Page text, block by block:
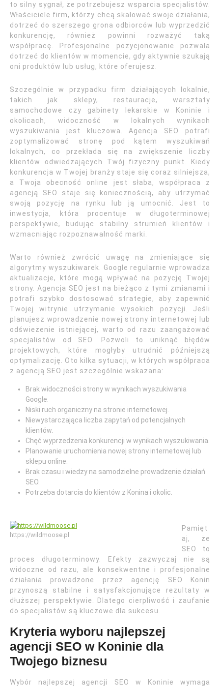
to silny sygnał, że potrzebujesz wsparcia specjalistów.
Właściciele firm, którzy chcą skalować swoje działania,
dotrzeć do szerszego grona odbiorców lub wyprzedzić
konkurencję, również powinni rozważyć taką
współpracę. Profesjonalne pozycjonowanie pozwala
dotrzeć do klientów w momencie, gdy aktywnie szukają
oni produktów lub usług, które oferujesz.
Szczególnie w przypadku firm działających lokalnie,
takich jak sklepy, restauracje, warsztaty
samochodowe czy gabinety lekarskie w Koninie i
okolicach, widoczność w lokalnych wynikach
wyszukiwania jest kluczowa. Agencja SEO potrafi
zoptymalizować stronę pod kątem wyszukiwań
lokalnych, co przekłada się na zwiększenie liczby
klientów odwiedzających Twój fizyczny punkt. Kiedy
konkurencja w Twojej branży staje się coraz silniejsza,
a Twoja obecność online jest słaba, współpraca z
agencją SEO staje się koniecznością, aby utrzymać
swoją pozycję na rynku lub ją umocnić. Jest to
inwestycja, która procentuje w długoterminowej
perspektywie, budując stabilny strumień klientów i
wzmacniając rozpoznawalność marki.
Warto również zwrócić uwagę na zmieniające się
algorytmy wyszukiwarek. Google regularnie wprowadza
aktualizacje, które mogą wpływać na pozycję Twojej
strony. Agencja SEO jest na bieżąco z tymi zmianami i
potrafi szybko dostosować strategie, aby zapewnić
Twojej witrynie utrzymanie wysokich pozycji. Jeśli
planujesz wprowadzenie nowej strony internetowej lub
odświeżenie istniejącej, warto od razu zaangażować
specjalistów od SEO. Pozwoli to uniknąć błędów
projektowych, które mogłyby utrudnić późniejszą
optymalizację. Oto kilka sytuacji, w których współpraca
z agencją SEO jest szczególnie wskazana:
Brak widoczności strony w wynikach wyszukiwania
Google.
Niski ruch organiczny na stronie internetowej.
Niewystarczająca liczba zapytań od potencjalnych
klientów.
Chęć wyprzedzenia konkurencji w wynikach wyszukiwania.
Planowanie uruchomienia nowej strony internetowej lub
sklepu online.
Brak czasu i wiedzy na samodzielne prowadzenie działań
SEO.
Potrzeba dotarcia do klientów z Konina i okolic.
https://wildmoose.pl
Pamięt
aj, że
SEO to
proces długoterminowy. Efekty zazwyczaj nie są
widoczne od razu, ale konsekwentne i profesjonalne
działania prowadzone przez agencję SEO Konin
przynoszą stabilne i satysfakcjonujące rezultaty w
dłuższej perspektywie. Dlatego cierpliwość i zaufanie
do specjalistów są kluczowe dla sukcesu.
Kryteria wyboru najlepszej
agencji SEO w Koninie dla
Twojego biznesu
Wybór najlepszej agencji SEO w Koninie wymaga